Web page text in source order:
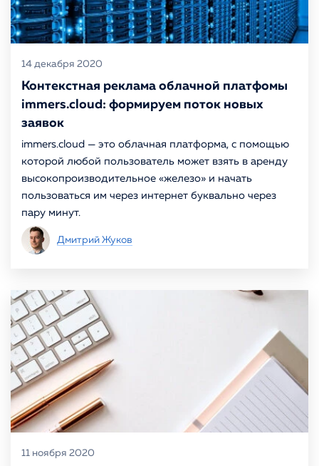
14 декабря 2020
Контекстная реклама облачной платфомы
immers.cloud: формируем поток новых
заявок
immers.cloud — это облачная платформа, с помощью
которой любой пользователь может взять в аренду
высокопроизводительное «железо» и начать
пользоваться им через интернет буквально через
пару минут.
Дмитрий Жуков
11 ноября 2020